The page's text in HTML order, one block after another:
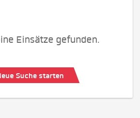
Einsätze gefunden.
Suche starten